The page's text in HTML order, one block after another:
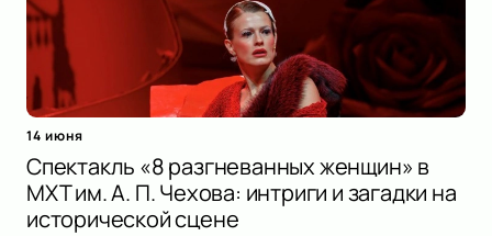
14 июня
Спектакль «8 разгневанных женщин» в
МХТ им. А. П. Чехова: интриги и загадки на
исторической сцене